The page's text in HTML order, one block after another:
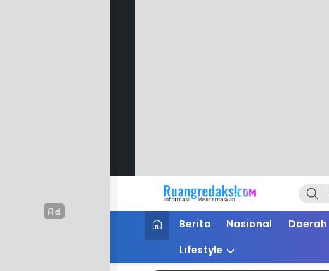
Ruang Redaksi
Informasi Mencerdaskan
Berita Nasional Daerah
Lifestyle